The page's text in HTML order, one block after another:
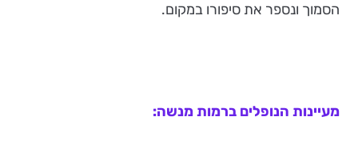
הסמוך ונספר את סיפורו במקום.
מעיינות הנופלים ברמות מנשה: